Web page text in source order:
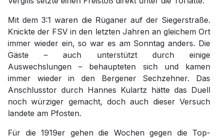
Mit dem 3:1 waren die Rüganer auf der Siegerstraße.
Knickte der FSV in den letzten Jahren an gleichem Ort
immer wieder ein, so war es am Sonntag anders. Die
Gäste – auch unterstützt durch einige
Auswechslungen – behaupteten sich und kamen
immer wieder in den Bergener Sechzehner. Das
Anschlusstor durch Hannes Kulartz hätte das Duell
noch würziger gemacht, doch auch dieser Versuch
landete am Pfosten.
Für die 1919er gehen die Wochen gegen die Top-